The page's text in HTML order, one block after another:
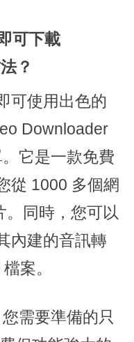
可下載
？
可使用出色的
Downloader
它是一款免費
從 1000 多個網
。同時，您可以
內建的音訊轉
案。
需要準備的只